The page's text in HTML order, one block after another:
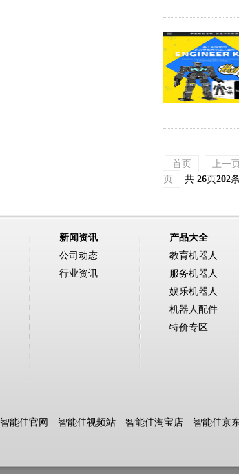
首页 上一页
页
共 26页202条
新闻资讯
公司动态
行业资讯
产品大全
教育机器人
服务机器人
娱乐机器人
机器人配件
特价专区
智能佳官网 智能佳视频站 智能佳淘宝店 智能佳京